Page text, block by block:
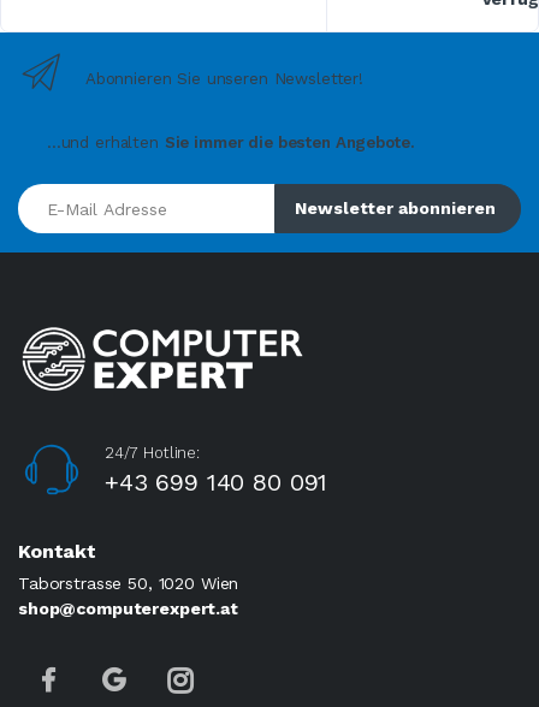
Abonnieren Sie unseren Newsletter!
...und erhalten Sie immer die besten Angebote.
E-Mail Adresse
Newsletter abonnieren
24/7 Hotline:
+43 699 140 80 091
Kontakt
Taborstrasse 50, 1020 Wien
shop@computerexpert.at